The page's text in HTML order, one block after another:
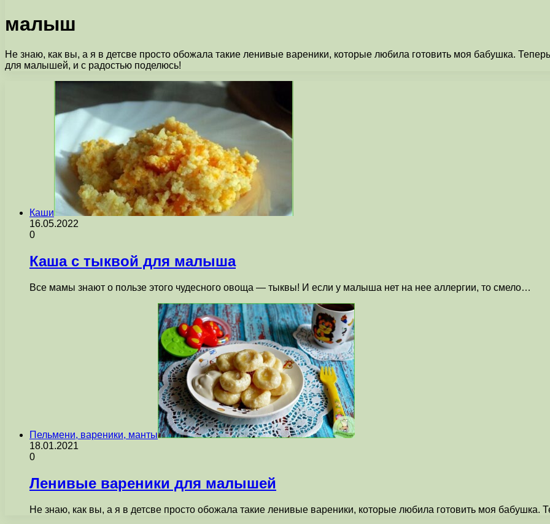
малыш
Не знаю, как вы, а я в детсве просто обожала такие ленивые вареники, которые любила готовить моя бабушка.
для малышей, и с радостью поделюсь!
Каши
16.05.2022
0
Каша с тыквой для малыша
Все мамы знают о пользе этого чудесного овоща — тыквы! И если у малыша нет на нее аллергии, то смело…
Пельмени, вареники, манты
18.01.2021
0
Ленивые вареники для малышей
Не знаю, как вы, а я в детсве просто обожала такие ленивые вареники, которые любила готовить моя бабушка.